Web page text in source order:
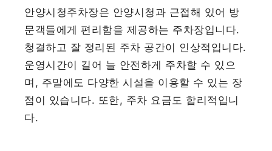
안양시청주차장은 안양시청과 근접해 있어 방
문객들에게 편리함을 제공하는 주차장입니다.
청결하고 잘 정리된 주차 공간이 인상적입니다.
운영시간이 길어 늘 안전하게 주차할 수 있으
며, 주말에도 다양한 시설을 이용할 수 있는 장
점이 있습니다. 또한, 주차 요금도 합리적입니
다.